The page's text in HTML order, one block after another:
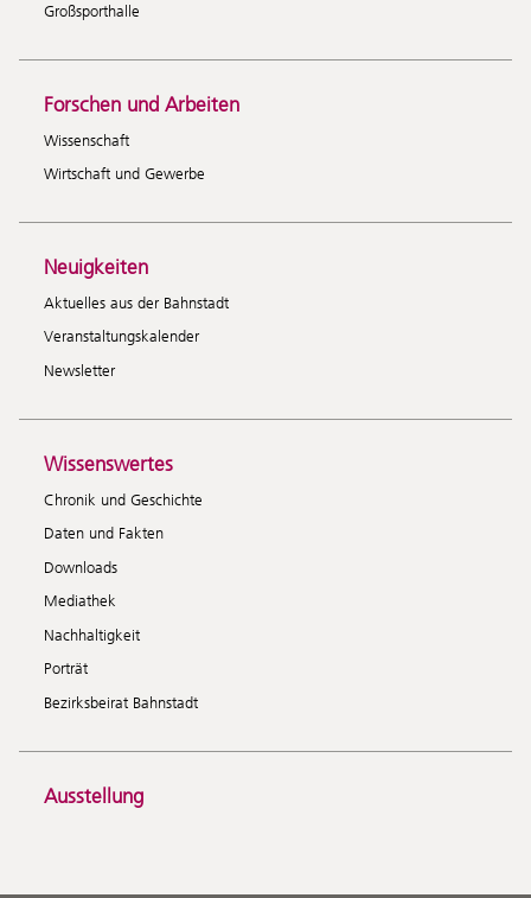
Großsporthalle
Forschen und Arbeiten
Wissenschaft
Wirtschaft und Gewerbe
Neuigkeiten
Aktuelles aus der Bahnstadt
Veranstaltungskalender
Newsletter
Wissenswertes
Chronik und Geschichte
Daten und Fakten
Downloads
Mediathek
Nachhaltigkeit
Porträt
Bezirksbeirat Bahnstadt
Ausstellung